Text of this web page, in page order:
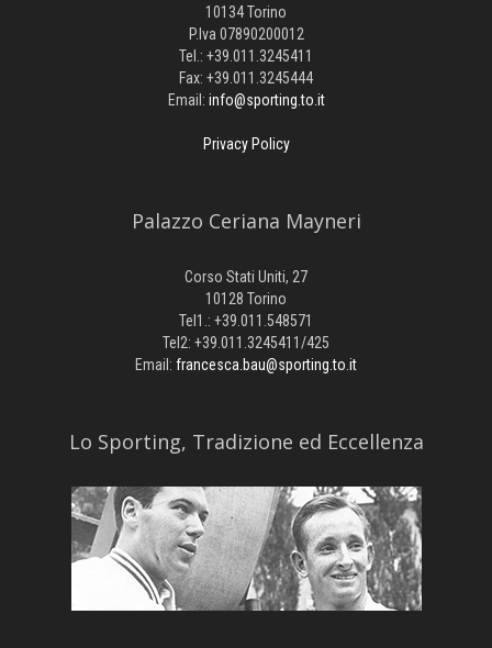
10134 Torino
P.Iva 07890200012
Tel.: +39.011.3245411
Fax: +39.011.3245444
Email: info@sporting.to.it
Privacy Policy
Palazzo Ceriana Mayneri
Corso Stati Uniti, 27
10128 Torino
Tel1.: +39.011.548571
Tel2: +39.011.3245411/425
Email: francesca.bau@sporting.to.it
​Lo Sporting, Tradizione ed Eccellenza